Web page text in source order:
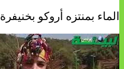
الماء بمنتزه أروكو بخنيفرة